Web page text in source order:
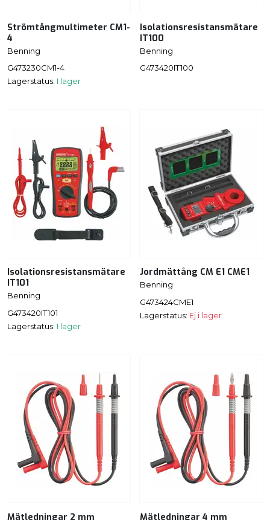
Strömtångmultimeter CM1-
4
Benning
G473230CM1-4
Lagerstatus: I lager
Isolationsresistansmätare
IT100
Benning
G473420IT100
Isolationsresistansmätare
IT101
Benning
G473420IT101
Lagerstatus: I lager
Jordmättång CM E1 CME1
Benning
G473424CME1
Lagerstatus: Ej i lager
Mätledningar 2 mm Mätledningar 4 mm